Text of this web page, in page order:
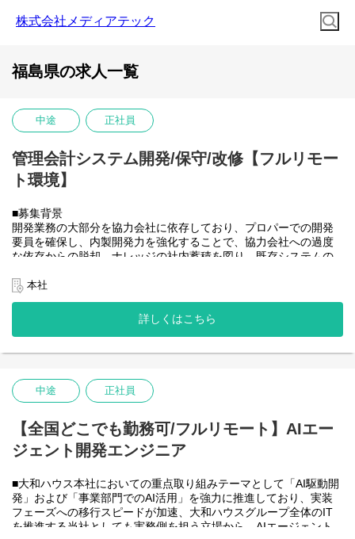
株式会社メディアテック
福島県の求人一覧
中途 正社員
管理会計システム開発/保守/改修【フルリモー
ト環境】
■募集背景
開発業務の大部分を協力会社に依存しており、プロパーでの開発
要員を確保し、内製開発力を強化することで、協力会社への過度
な依存からの脱却、ナレッジの社内蓄積を図り、既存システムの
応できるチームへと成長させていきたい。
■業務内容
大和ハウスグループ全体のITを推進する当社にて、グループ会社
(大和ハウス含)の社内システム開発、改修に携わって頂きます。
・HTML5 アプリケーション（JavaScript / jQuery / Vue.js）を用い
・CAP（Cloud Application Programming Model / Node.js）および
OData を用いたデータアクセス・バックエンド開発・保守
・SAP HANA SQL / Calculation View / Procedure によるデータモ
デリング・DB開発
国どこからでも働いていただけます。
入社日以外の出社は基本的にないので、入社後の勤務地は問いま
せん。また、働く時間に制限もなく、月160時間の勤務で、午前5
時～22時までの間であれば、自由な時間に働いていただけます。
本社
詳しくはこちら
中途 正社員
【全国どこでも勤務可/フルリモート】AIエー
ジェント開発エンジニア
■大和ハウス本社においての重点取り組みテーマとして「AI駆動開
発」および「事業部門でのAI活用」を強力に推進しており、実装
フェーズへの移行スピードが加速、大和ハウスグループ全体のIT
を推進する当社としても実務側を担う立場から、AIエージェント